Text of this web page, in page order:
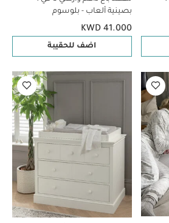
بصينية ألعاب - بلوسوم
KWD 41.000
اضف للحقيبة